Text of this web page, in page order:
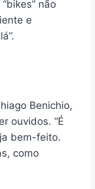
não
e
Benichio,
ouvidos. “É
bem-feito.
como